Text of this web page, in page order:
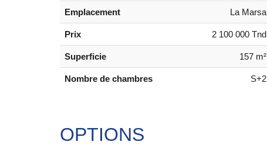
Emplacement La Marsa
Prix 2 100 000 Tnd
Superficie 157 m²
Nombre de chambres S+2
OPTIONS